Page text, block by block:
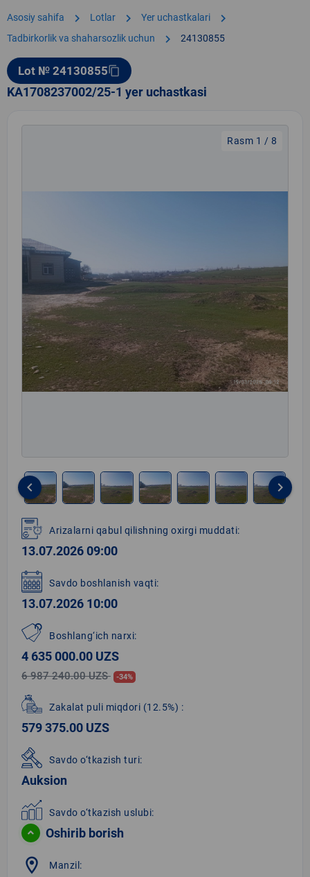
Asosiy sahifa chevron_right Lotlar chevron_right Yer uchastkalari chevron_right
Tadbirkorlik va shaharsozlik uchun chevron_right 24130855
Lot № 24130855content_copy
KA1708237002/25-1 yer uchastkasi
Rasm 1 / 8
1
of
8
keyboard_arrow_left keyboard_arrow_right
Arizalarni qabul qilishning oxirgi muddati:
13.07.2026 09:00
Savdo boshlanish vaqti:
13.07.2026 10:00
Boshlang‘ich narxi:
4 635 000.00 UZS
6 987 240.00 UZS -34%
Zakalat puli miqdori (12.5%) :
579 375.00 UZS
Savdo o‘tkazish turi:
Auksion
Savdo o‘tkazish uslubi:
Oshirib borish
location_on Manzil: